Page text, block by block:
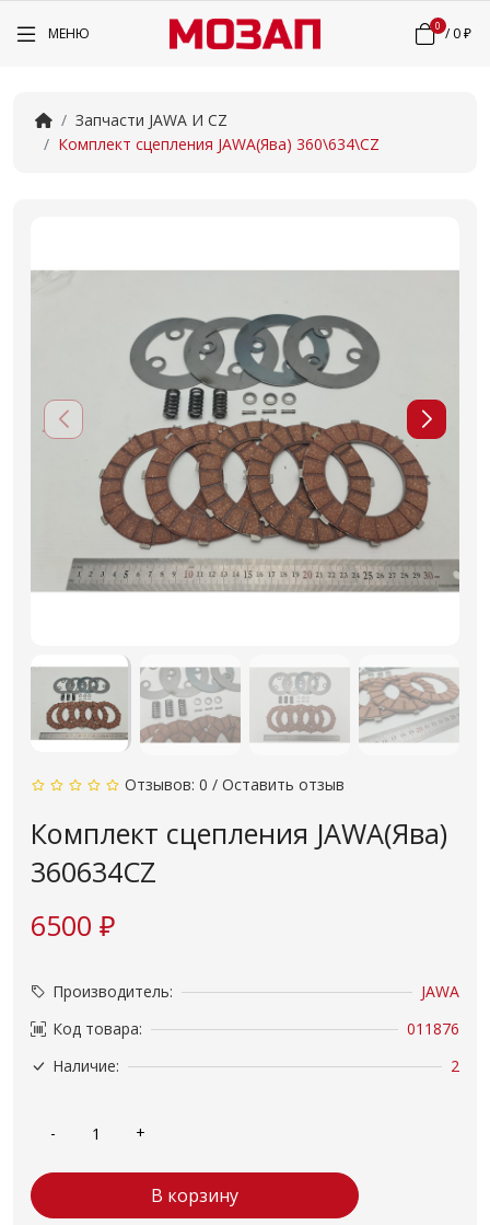
МЕНЮ 0 /0 ₽
Запчасти JAWA И CZ
Комплект сцепления JAWA(Ява) 360\634\CZ
Отзывов: 0 / Оставить отзыв
Комплект сцепления JAWA(Ява)
360634CZ
6500 ₽
Производитель:
JAWA
Код товара:
011876
Наличие:
2
В корзину